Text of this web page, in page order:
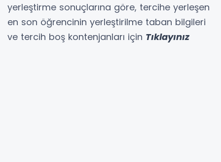
yerleştirme sonuçlarına göre, tercihe yerleşen
en son öğrencinin yerleştirilme taban bilgileri
ve tercih boş kontenjanları için Tıklayınız